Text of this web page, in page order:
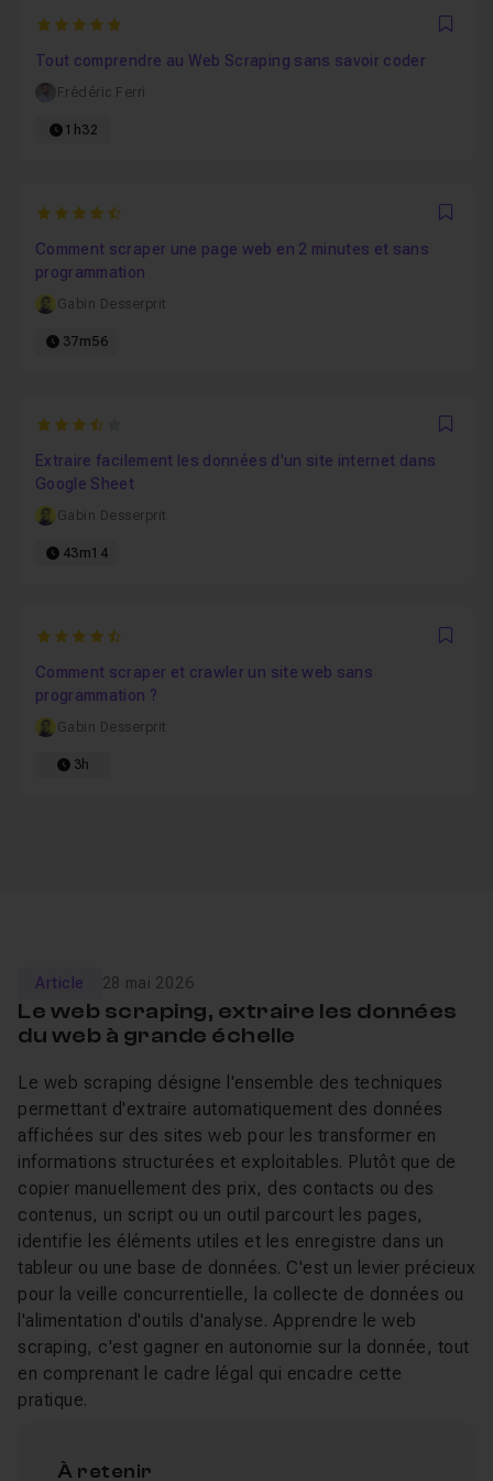
5
Tout comprendre au Web Scraping sans savoir coder
Frédéric Ferri
1h32
4.7407407407407
Comment scraper une page web en 2 minutes et sans
programmation
Gabin Desserprit
37m56
3.8
Extraire facilement les données d'un site internet dans
Google Sheet
Gabin Desserprit
43m14
4.2777777777778
Comment scraper et crawler un site web sans
programmation ?
Gabin Desserprit
3h
Article 28 mai 2026
Le web scraping, extraire les données
du web à grande échelle
Le web scraping désigne l'ensemble des techniques
permettant d'extraire automatiquement des données
affichées sur des sites web pour les transformer en
informations structurées et exploitables. Plutôt que de
copier manuellement des prix, des contacts ou des
contenus, un script ou un outil parcourt les pages,
identifie les éléments utiles et les enregistre dans un
tableur ou une base de données. C'est un levier précieux
pour la veille concurrentielle, la collecte de données ou
l'alimentation d'outils d'analyse. Apprendre le web
scraping, c'est gagner en autonomie sur la donnée, tout
en comprenant le cadre légal qui encadre cette
pratique.
À retenir